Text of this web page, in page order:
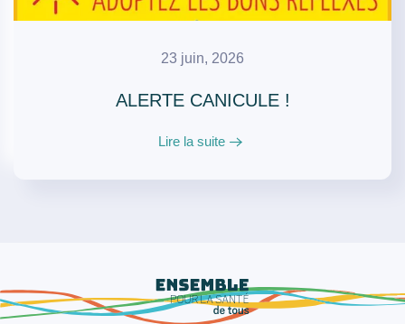
23 juin, 2026
ALERTE CANICULE !
Lire la suite